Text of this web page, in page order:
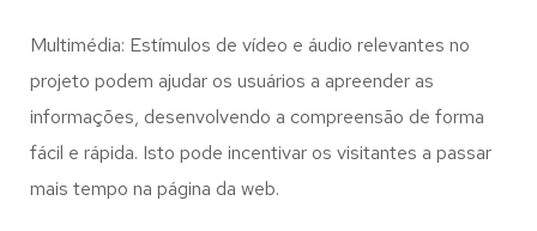
Multimédia: Estímulos de vídeo e áudio relevantes no
projeto podem ajudar os usuários a apreender as
informações, desenvolvendo a compreensão de forma
fácil e rápida. Isto pode incentivar os visitantes a passar
mais tempo na página da web.